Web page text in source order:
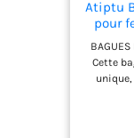
Atiptu
pour
BAGUES
Cette